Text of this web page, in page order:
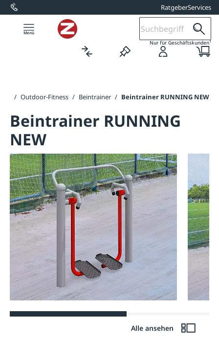
springen RatgeberServices
Nur für Geschäftskunden1
/ Outdoor-Fitness / Beintrainer / Beintrainer RUNNING NEW
Beintrainer RUNNING
NEW
Alle ansehen